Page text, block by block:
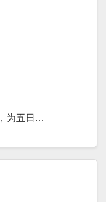
为五日…